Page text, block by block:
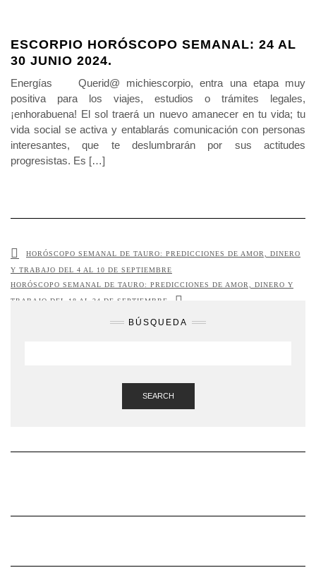
ESCORPIO HORÓSCOPO SEMANAL: 24 AL
30 JUNIO 2024.
Energías Querid@ michiescorpio, entra una etapa muy
positiva para los viajes, estudios o trámites legales,
¡enhorabuena! El sol traerá un nuevo amanecer en tu vida; tu
vida social se activa y entablarás comunicación con personas
interesantes, que te deslumbrarán por sus actitudes
progresistas. Es […]
HORÓSCOPO SEMANAL DE TAURO: PREDICCIONES DE AMOR, DINERO
Y TRABAJO DEL 4 AL 10 DE SEPTIEMBRE
HORÓSCOPO SEMANAL DE TAURO: PREDICCIONES DE AMOR, DINERO Y
TRABAJO DEL 18 AL 24 DE SEPTIEMBRE
BÚSQUEDA
SEARCH